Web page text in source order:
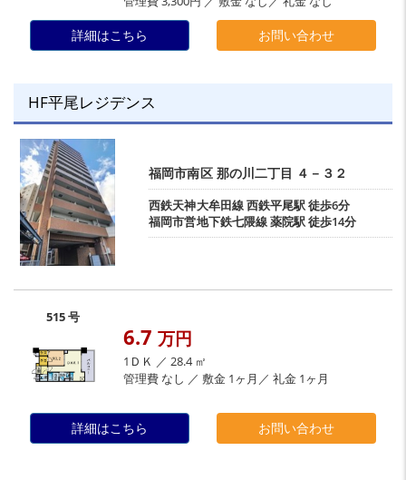
詳細はこちら お問い合わせ
HF平尾レジデンス
福岡市南区 那の川二丁目 ４－３２
西鉄天神大牟田線西鉄平尾駅徒歩6分
福岡市営地下鉄七隈線薬院駅徒歩14分
515 号
6.7 万円
1ＤＫ ／ 28.4 ㎡
管理費 なし ／ 敷金 1ヶ月／ 礼金 1ヶ月
詳細はこちら お問い合わせ